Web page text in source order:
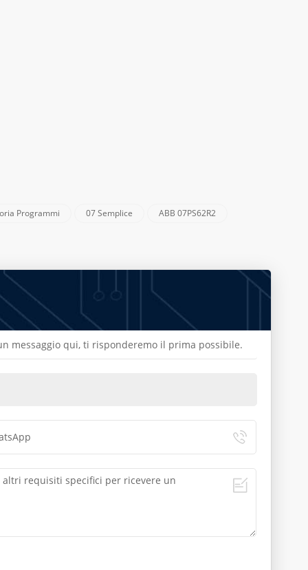
Programmi 07 Semplice
ABB 07PS62R2
messaggio qui, ti risponderemo il prima possibile.